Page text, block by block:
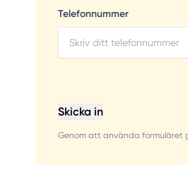
Telefonnummer
Skicka in
Genom att använda formuläret